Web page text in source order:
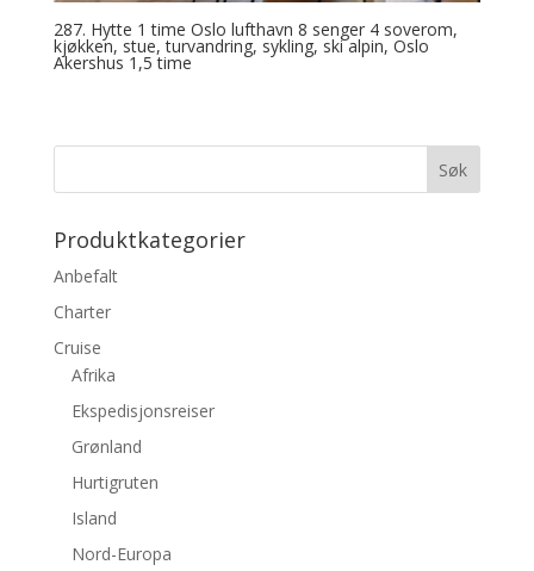
287. Hytte 1 time Oslo lufthavn 8 senger 4 soverom,
kjøkken, stue, turvandring, sykling, ski alpin, Oslo
Akershus 1,5 time
Produktkategorier
Anbefalt
Charter
Cruise
Afrika
Ekspedisjonsreiser
Grønland
Hurtigruten
Island
Nord-Europa